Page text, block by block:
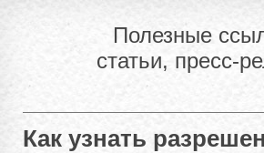
Полезные
статьи, пресс-
Как узнать